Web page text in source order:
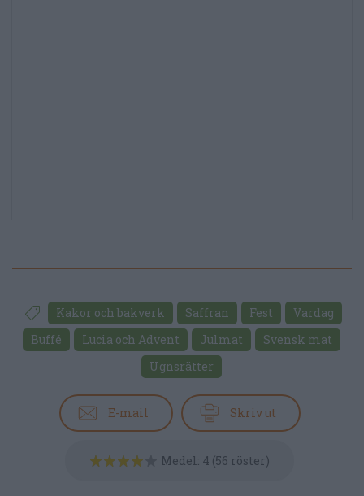
Kakor och bakverk Saffran Fest
Vardag
Buffé
Lucia och Advent Julmat
Svensk mat
Ugnsrätter
E-mail Skriv ut
Medel: 4 (56 röster)